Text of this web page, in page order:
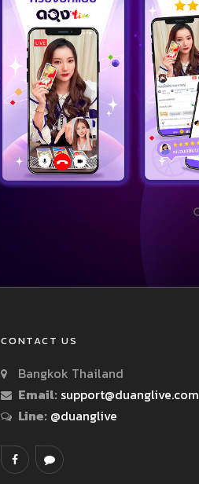
CONTACT US
Bangkok Thailand
Email: support@duanglive.com
Line: @duanglive